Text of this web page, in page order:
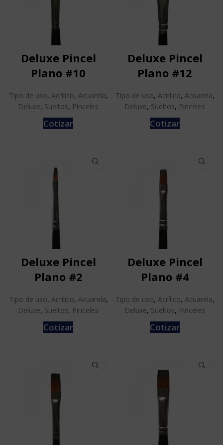
Deluxe Pincel
Plano #10
Tipo de uso, Acrílico, Acuarela,
Deluxe, Sueltos, Pinceles
Cotizar
Deluxe Pincel
Plano #12
Tipo de uso, Acrílico, Acuarela,
Deluxe, Sueltos, Pinceles
Cotizar
Deluxe Pincel
Plano #2
Tipo de uso, Acrílico, Acuarela,
Deluxe, Sueltos, Pinceles
Cotizar
Deluxe Pincel
Plano #4
Tipo de uso, Acrílico, Acuarela,
Deluxe, Sueltos, Pinceles
Cotizar